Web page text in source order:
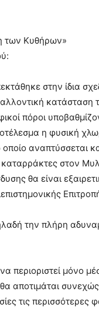
των Κυθήρων»
στην ίδια
πόροι
η φυσική
αναπτύσσεται
στον
θα είναι
την πλήρη
περιοριστεί μόνο
αποτιμάται
τις